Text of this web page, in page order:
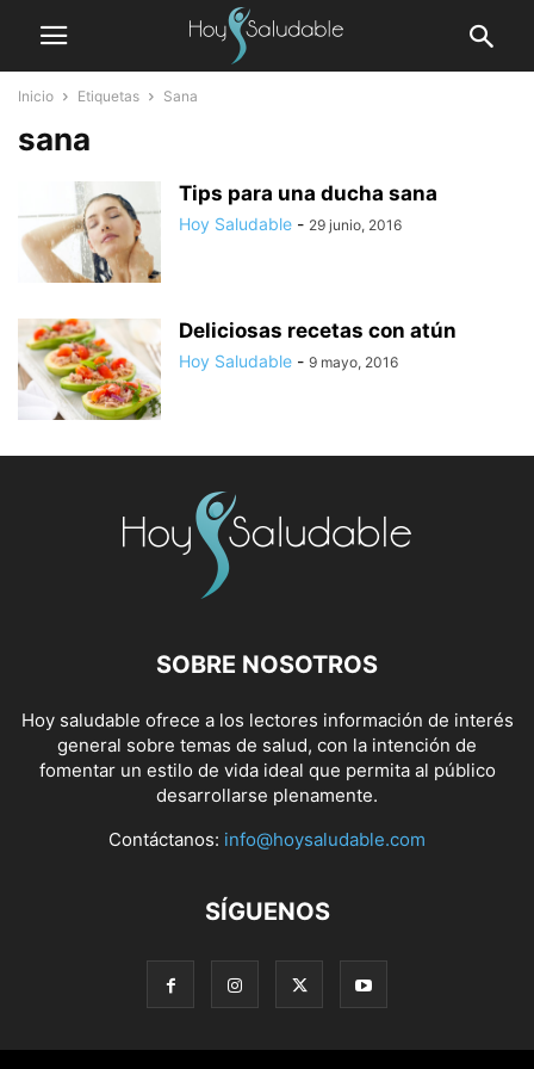
Inicio Etiquetas Sana
sana
Tips para una ducha sana
Hoy Saludable - 29 junio, 2016
Deliciosas recetas con atún
Hoy Saludable - 9 mayo, 2016
SOBRE NOSOTROS
Hoy saludable ofrece a los lectores información de interés
general sobre temas de salud, con la intención de
fomentar un estilo de vida ideal que permita al público
desarrollarse plenamente.
Contáctanos: info@hoysaludable.com
SÍGUENOS